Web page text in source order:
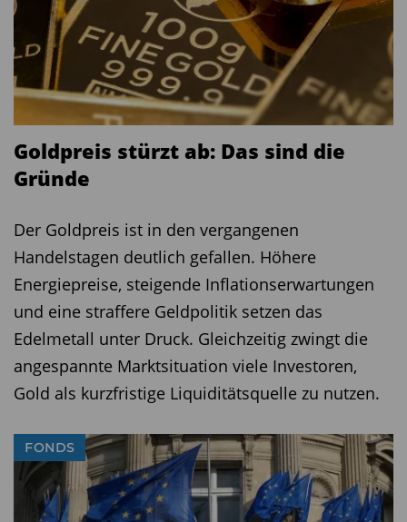
Goldpreis stürzt ab: Das sind die
Gründe
Der Goldpreis ist in den vergangenen
Handelstagen deutlich gefallen. Höhere
Energiepreise, steigende Inflationserwartungen
und eine straffere Geldpolitik setzen das
Edelmetall unter Druck. Gleichzeitig zwingt die
angespannte Marktsituation viele Investoren,
Gold als kurzfristige Liquiditätsquelle zu nutzen.
FONDS